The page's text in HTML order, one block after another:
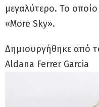
μεγαλύτερο. Το
«More Sky».
Δημιουργήθηκε από
Aldana Ferrer Garcia